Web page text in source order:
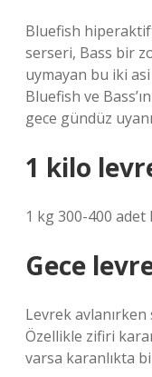
Bluefish
serseri, Bass bir
uymayan bu iki
Bluefish ve
gece gündüz
1 kilo
1 kg 300-400 adet
Gece
Levrek avlanırken
Özellikle zifiri
varsa karanlıkta